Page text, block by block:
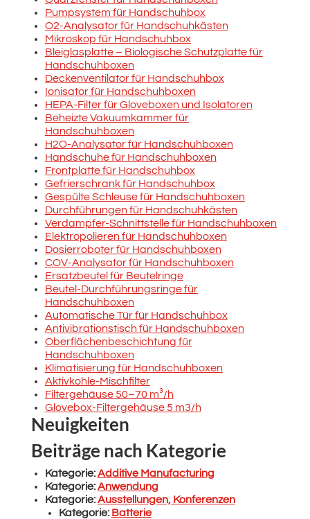
Pumpsystem für Handschuhbox
O2-Analysator für Handschuhkästen
Mikroskop für Handschuhbox
Bleiglasplatte – Biologische Schutzplatte für
Handschuhboxen
Deckenventilator für Handschuhbox
Ionisator für Handschuhboxen
HEPA-Filter für Gloveboxen und Isolatoren
Beheizte Vakuumkammer für
Handschuhboxen
H2O-Analysator für Handschuhboxen
Handschuhe für Handschuhboxen
Frontplatte für Handschuhbox
Gefrierschrank für Handschuhbox
Gespülte Schleuse für Handschuhboxen
Durchführungen für Handschuhkästen
Verdampfer-Schnittstelle für Handschuhboxen
Elektropolieren für Handschuhboxen
Dosierroboter für Handschuhboxen
COV-Analysator für Handschuhboxen
Ersatzbeutel für Beutelringe
Beutel-Durchführungsringe für
Handschuhboxen
Automatische Tür für Handschuhbox
Antivibrationstisch für Handschuhboxen
Oberflächenbeschichtung für
Handschuhboxen
Klimatisierung für Handschuhboxen
Aktivkohle-Mischfilter
Filtergehäuse 50–70 m³/h
Glovebox-Filtergehäuse 5 m3/h
Neuigkeiten
Beiträge nach Kategorie
Kategorie:Additive Manufacturing
Kategorie:Anwendung
Kategorie:Ausstellungen, Konferenzen
Kategorie: Batterie